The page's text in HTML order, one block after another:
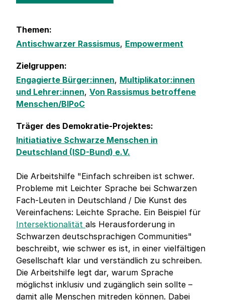
Themen:
Antischwarzer Rassismus, Empowerment
Zielgruppen:
Engagierte Bürger:innen, Multiplikator:innen
und Lehrer:innen, Von Rassismus betroffene
Menschen/BIPoC
Träger des Demokratie-Projektes:
Initiatiative Schwarze Menschen in
Deutschland (ISD-Bund) e.V.
Die Arbeitshilfe "Einfach schreiben ist schwer.
Probleme mit Leichter Sprache bei Schwarzen
Fach-Leuten in Deutschland / Die Kunst des
Vereinfachens: Leichte Sprache. Ein Beispiel für
Intersektionalität als Herausforderung in
Schwarzen deutschsprachigen Communities"
beschreibt, wie schwer es ist, in einer vielfältigen
Gesellschaft klar und verständlich zu schreiben.
Die Arbeitshilfe legt dar, warum Sprache
möglichst inklusiv und zugänglich sein sollte –
damit alle Menschen mitreden können. Dabei